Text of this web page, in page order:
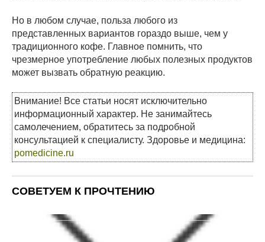
Но в любом случае, польза любого из
представленных вариантов гораздо выше, чем у
традиционного кофе. Главное помнить, что
чрезмерное употребление любых полезных продуктов
может вызвать обратную реакцию.
Внимание! Все статьи носят исключительно
информационный характер. Не занимайтесь
самолечением, обратитесь за подробной
консультацией к специалисту. Здоровье и медицина:
pomedicine.ru
СОВЕТУЕМ К ПРОЧТЕНИЮ